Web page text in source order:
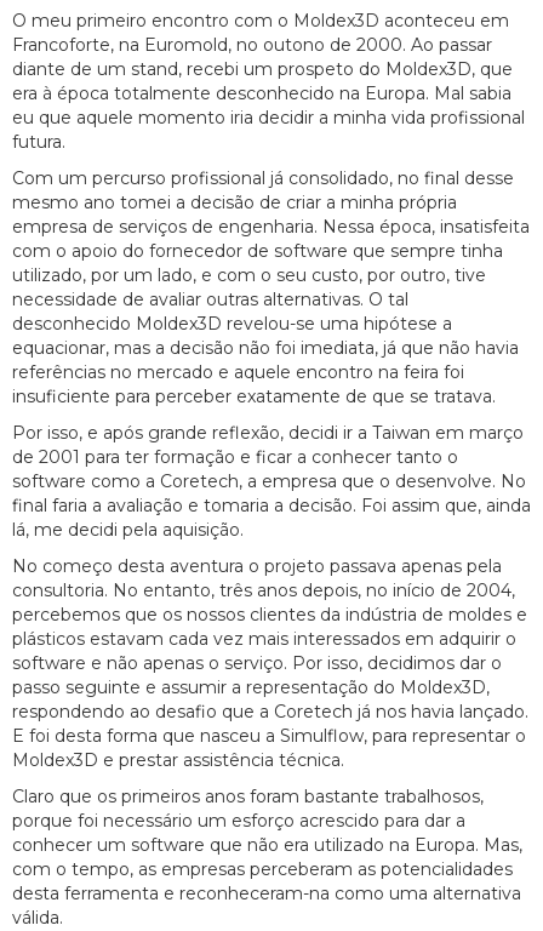
O meu primeiro encontro com o Moldex3D aconteceu em
Francoforte, na Euromold, no outono de 2000. Ao passar
diante de um stand, recebi um prospeto do Moldex3D, que
era à época totalmente desconhecido na Europa. Mal sabia
eu que aquele momento iria decidir a minha vida profissional
futura.
Com um percurso profissional já consolidado, no final desse
mesmo ano tomei a decisão de criar a minha própria
empresa de serviços de engenharia. Nessa época, insatisfeita
com o apoio do fornecedor de software que sempre tinha
utilizado, por um lado, e com o seu custo, por outro, tive
necessidade de avaliar outras alternativas. O tal
desconhecido Moldex3D revelou-se uma hipótese a
equacionar, mas a decisão não foi imediata, já que não havia
referências no mercado e aquele encontro na feira foi
insuficiente para perceber exatamente de que se tratava.
Por isso, e após grande reflexão, decidi ir a Taiwan em março
de 2001 para ter formação e ficar a conhecer tanto o
software como a Coretech, a empresa que o desenvolve. No
final faria a avaliação e tomaria a decisão. Foi assim que, ainda
lá, me decidi pela aquisição.
No começo desta aventura o projeto passava apenas pela
consultoria. No entanto, três anos depois, no início de 2004,
percebemos que os nossos clientes da indústria de moldes e
plásticos estavam cada vez mais interessados em adquirir o
software e não apenas o serviço. Por isso, decidimos dar o
passo seguinte e assumir a representação do Moldex3D,
respondendo ao desafio que a Coretech já nos havia lançado.
E foi desta forma que nasceu a Simulflow, para representar o
Moldex3D e prestar assistência técnica.
Claro que os primeiros anos foram bastante trabalhosos,
porque foi necessário um esforço acrescido para dar a
conhecer um software que não era utilizado na Europa. Mas,
com o tempo, as empresas perceberam as potencialidades
desta ferramenta e reconheceram-na como uma alternativa
válida.